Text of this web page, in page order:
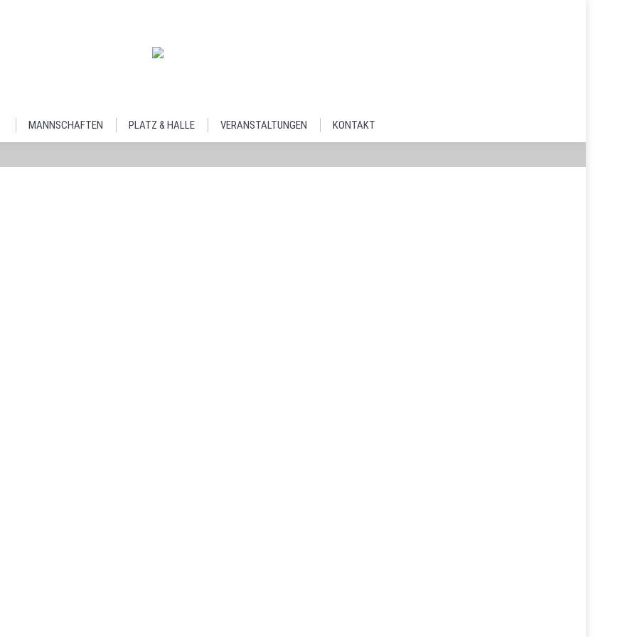
MANNSCHAFTEN PLATZ & HALLE VERANSTALTUNGEN KONTAKT